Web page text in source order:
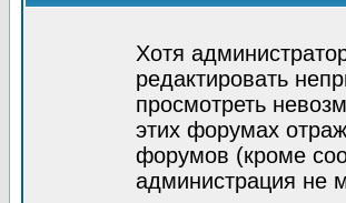
Хотя
редактировать
просмотреть
этих форумах
форумов (кроме
администрация не